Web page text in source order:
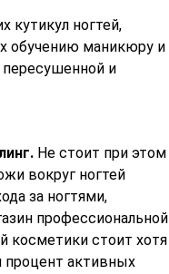
кутикул ногтей,
обучению маникюру и
и
Не стоит при этом
вокруг ногтей
за ногтями,
профессиональной
косметики стоит хотя
процент активных